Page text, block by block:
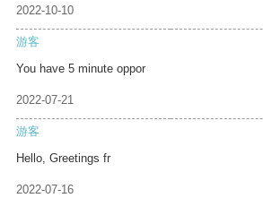
2022-10-10
游客
You have 5 minute oppor
2022-07-21
游客
Hello, Greetings fr
2022-07-16